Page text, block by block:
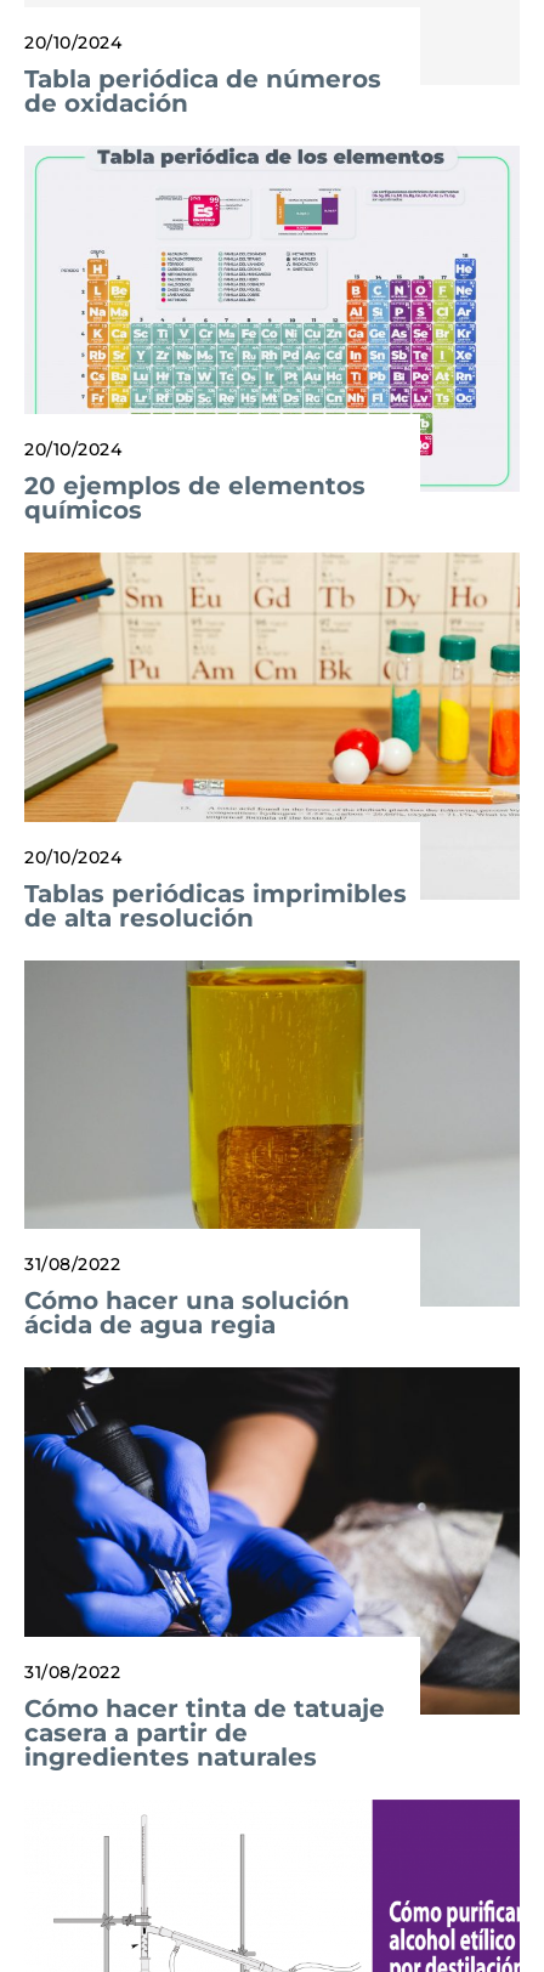
20/10/2024
Tabla periódica de números
de oxidación
20/10/2024
20 ejemplos de elementos
químicos
20/10/2024
Tablas periódicas imprimibles
de alta resolución
31/08/2022
Cómo hacer una solución
ácida de agua regia
31/08/2022
Cómo hacer tinta de tatuaje
casera a partir de
ingredientes naturales